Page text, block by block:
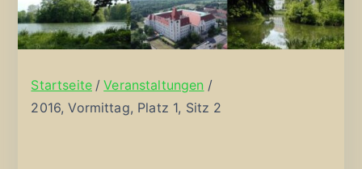
Startseite
Veranstaltungen
2016, Vormittag, Platz 1, Sitz 2